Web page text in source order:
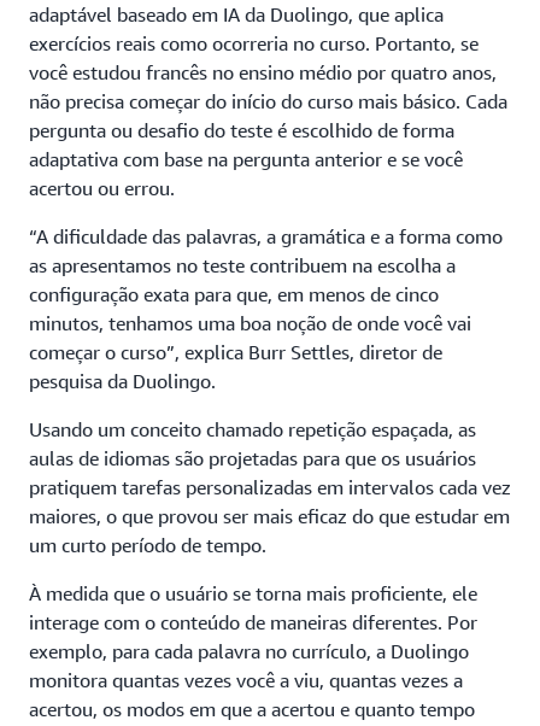
adaptável baseado em IA da Duolingo, que aplica
exercícios reais como ocorreria no curso. Portanto, se
você estudou francês no ensino médio por quatro anos,
não precisa começar do início do curso mais básico. Cada
pergunta ou desafio do teste é escolhido de forma
adaptativa com base na pergunta anterior e se você
acertou ou errou.
“A dificuldade das palavras, a gramática e a forma como
as apresentamos no teste contribuem na escolha a
configuração exata para que, em menos de cinco
minutos, tenhamos uma boa noção de onde você vai
começar o curso”, explica Burr Settles, diretor de
pesquisa da Duolingo.
Usando um conceito chamado repetição espaçada, as
aulas de idiomas são projetadas para que os usuários
pratiquem tarefas personalizadas em intervalos cada vez
maiores, o que provou ser mais eficaz do que estudar em
um curto período de tempo.
À medida que o usuário se torna mais proficiente, ele
interage com o conteúdo de maneiras diferentes. Por
exemplo, para cada palavra no currículo, a Duolingo
monitora quantas vezes você a viu, quantas vezes a
acertou, os modos em que a acertou e quanto tempo